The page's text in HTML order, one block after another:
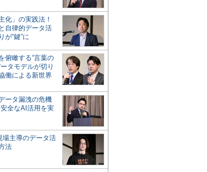
化」の実践法！
自律的データ活
が“鍵”に
俯瞰する“言葉の
タモデルが切り
働による新世界
ータ漏洩の危機
全なAI活用を実
場主導のデータ活
法